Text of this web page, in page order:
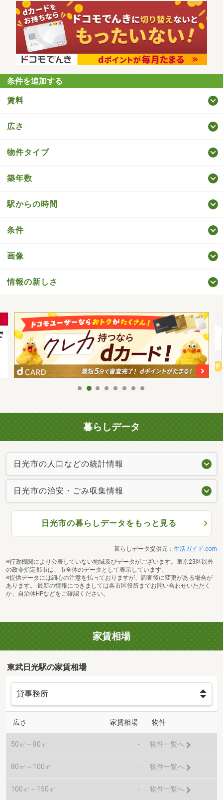
条件を追加する
賃料
広さ
物件タイプ
築年数
駅からの時間
条件
画像
情報の新しさ
暮らしデータ
日光市の人口などの統計情報
日光市の治安・ごみ収集情報
日光市の暮らしデータをもっと見る
暮らしデータ提供元： 生活ガイド.com
※行政機関により公表していない地域及びデータがございます。東京23区以外
の政令指定都市は、市全体のデータとして表示しています。
※提供データには細心の注意を払っておりますが、調査後に変更がある場合が
あります。 最新の情報につきましては各市区役所までお問い合わせいただく
か、自治体HPなどをご確認ください。
家賃相場
東武日光駅の家賃相場
広さ 家賃相場 物件
50㎡～80㎡ - 物件一覧へ
80㎡～100㎡ - 物件一覧へ
100㎡～150㎡ - 物件一覧へ